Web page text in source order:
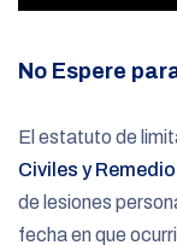
No Espere
El estatuto de
Civiles y
de lesiones
fecha en que